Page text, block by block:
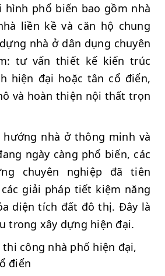
hình phổ biến bao gồm nhà
liền kề và căn hộ chung
nhà ở dân dụng chuyên
tư vấn thiết kế kiến trúc
hiện đại hoặc tân cổ điển,
và hoàn thiện nội thất trọn
nhà ở thông minh và
ngày càng phổ biến, các
chuyên nghiệp đã tiên
giải pháp tiết kiệm năng
diện tích đất đô thị. Đây là
trong xây dựng hiện đại.
thi công nhà phố hiện đại,
điển